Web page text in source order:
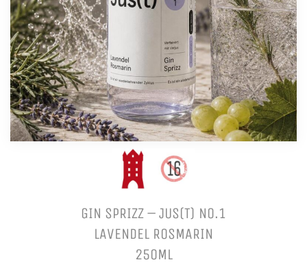
GIN SPRIZZ – JUS(T) NO.1
LAVENDEL ROSMARIN
250ML